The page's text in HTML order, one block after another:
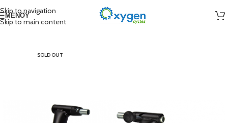
Skip to navigation
Skip to main content
ΜΕΝΟΎ
SOLD OUT